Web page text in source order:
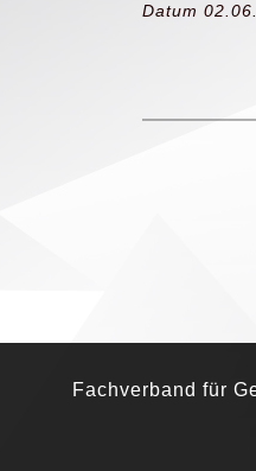
Datum
Fachverband für